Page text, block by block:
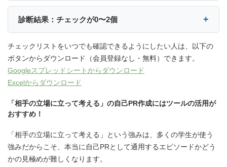
診断結果：チェックが0〜2個
チェックリストをいつでも確認できるようにしたい人は、以下の
ボタンからダウンロード（会員登録なし・無料）できます。
Googleスプレッドシートからダウンロード
Excelからダウンロード
「相手の立場に立って考える」の自己PR作成にはツールの活用が
おすすめ！
「相手の立場に立って考える」という強みは、多くの学生が使う
強みだからこそ、本当に自己PRとして通用するエピソードかどう
かの見極めが難しくなります。